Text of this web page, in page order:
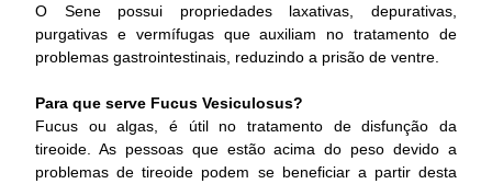
O Sene possui propriedades laxativas, depurativas,
purgativas e vermífugas que auxiliam no tratamento de
problemas gastrointestinais, reduzindo a prisão de ventre.
Para que serve Fucus Vesiculosus?
Fucus ou algas, é útil no tratamento de disfunção da
tireoide. As pessoas que estão acima do peso devido a
problemas de tireoide podem se beneficiar a partir desta